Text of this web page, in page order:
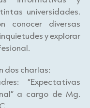
universidades.
conocer diversas
y explorar
dos charlas:
“Expectativas
a cargo de Mg.